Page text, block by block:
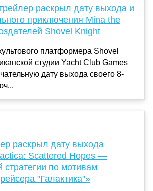
раскрыл дату выхода и
приключения Mina the
Shovel Knight
платформера Shovel
студии Yacht Club Games
дату выхода своего 8-
раскрыл дату выхода
Scattered Hopes —
стратегии по мотивам
"Галактика"»